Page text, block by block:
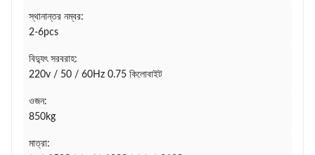
স্থানান্তর নম্বর:
2-6pcs
বিদ্যুৎ সরবরাহ:
220v / 50 / 60Hz 0.75 কিলোবাইট
ওজন:
850kg
মাত্রা: